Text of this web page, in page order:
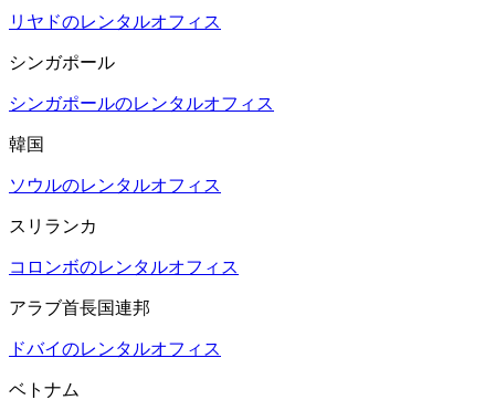
リヤドのレンタルオフィス
シンガポール
シンガポールのレンタルオフィス
韓国
ソウルのレンタルオフィス
スリランカ
コロンボのレンタルオフィス
アラブ首長国連邦
ドバイのレンタルオフィス
ベトナム